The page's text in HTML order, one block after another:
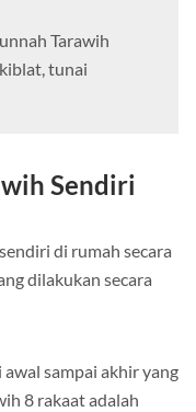
Tarawih
tunai
Sendiri
di rumah secara
dilakukan secara
sampai akhir yang
8 rakaat adalah